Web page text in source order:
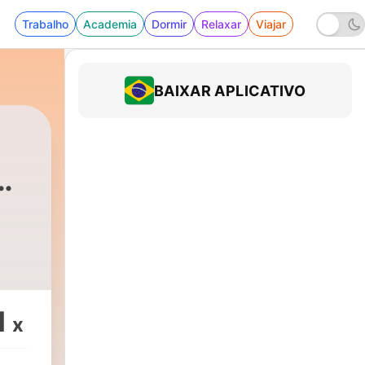
Trabalho Academia Dormir Relaxar Viajar
x
BAIXAR APLICATIVO